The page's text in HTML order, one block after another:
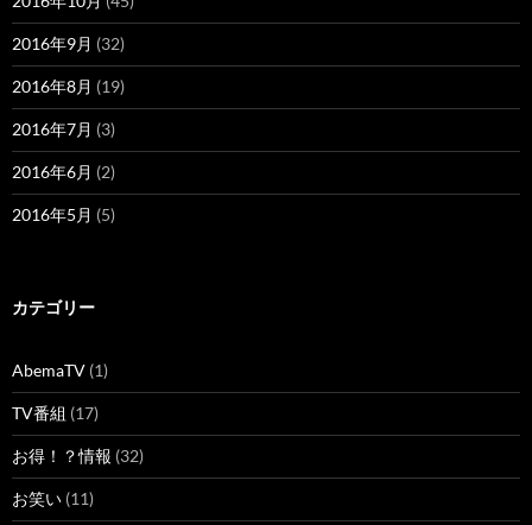
2016年9月 (32)
2016年8月 (19)
2016年7月 (3)
2016年6月 (2)
2016年5月 (5)
カテゴリー
AbemaTV (1)
TV番組 (17)
お得！？情報 (32)
お笑い (11)